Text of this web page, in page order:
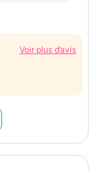
Voir plus d’avis